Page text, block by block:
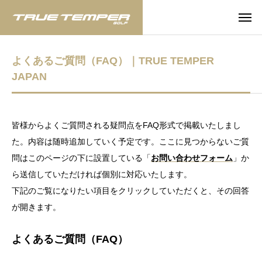
よくあるご質問（FAQ）｜TRUE TEMPER
JAPAN
皆様からよくご質問される疑問点をFAQ形式で掲載いたしまし
た。内容は随時追加していく予定です。ここに見つからないご質
問はこのページの下に設置している「お問い合わせフォーム 」か
ら送信していただければ個別に対応いたします。
下記のご覧になりたい項目をクリックしていただくと、その回答
が開きます。
よくあるご質問（FAQ）